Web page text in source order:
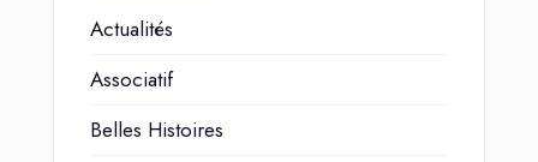
Actualités
Associatif
Belles Histoires